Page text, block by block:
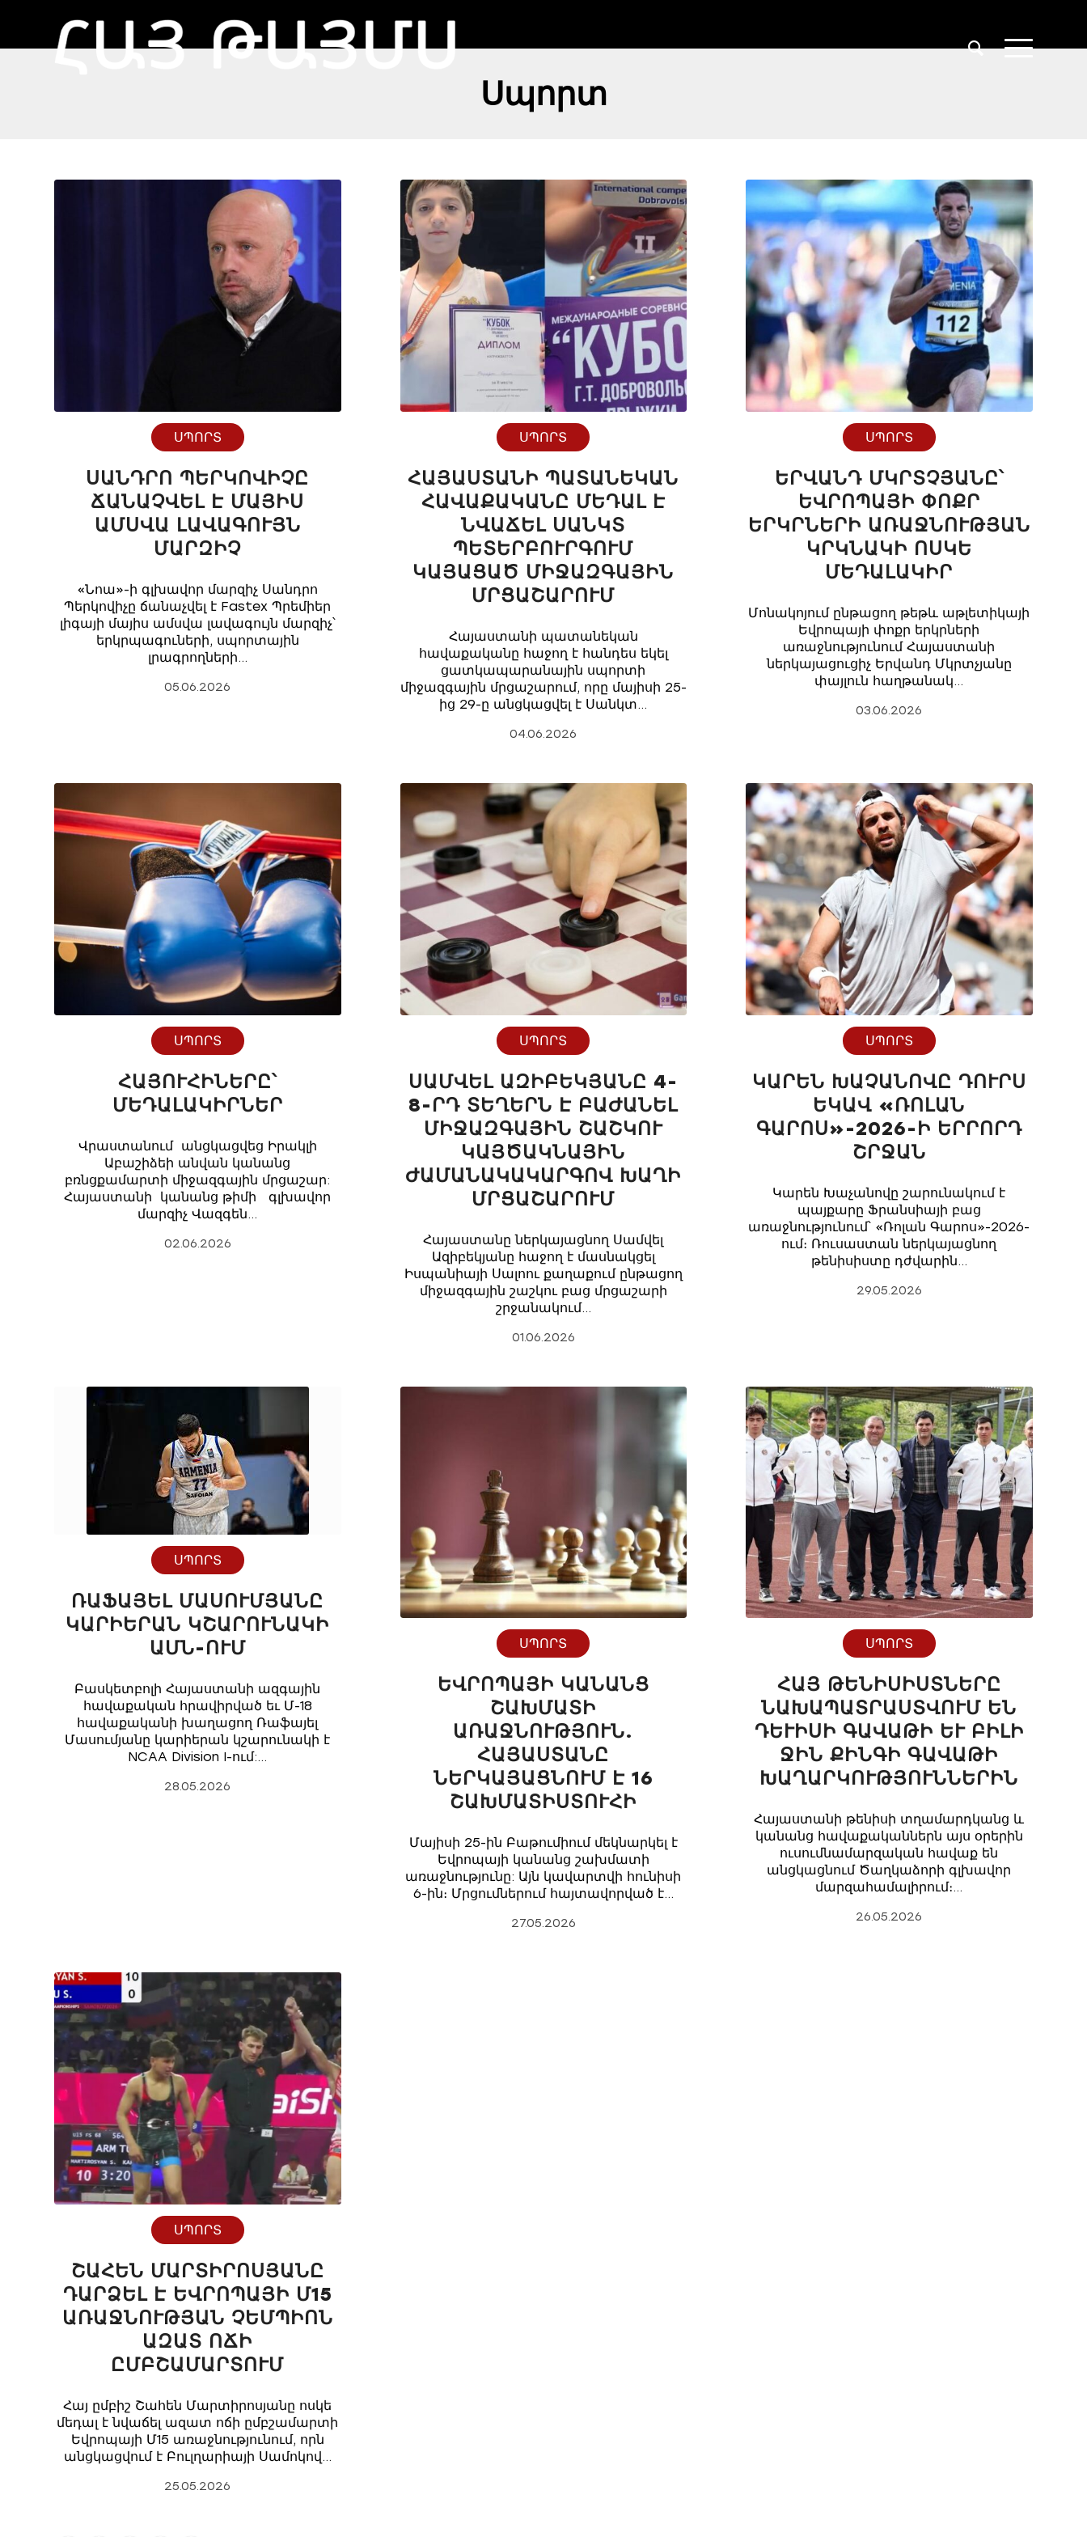
Սպորտ
ՍԱՆԴՐՈ ՊԵՐԿՈՎԻՉԸ
ՃԱՆԱՉՎԵԼ Է ՄԱՅԻՍ
ԱՄՍՎԱ ԼԱՎԱԳՈՒՅՆ
ՄԱՐԶԻՉ
ՍՊՈՐՏ
«Նոա»-ի գլխավոր մարզիչ Սանդրո
Պերկովիչը ճանաչվել է Fastex Պրեմիեր
լիգայի մայիս ամսվա լավագույն մարզիչ՝
երկրպագուների, սպորտային
լրագրողների…
05.06.2026
ՀԱՅԱՍՏԱՆԻ ՊԱՏԱՆԵԿԱՆ
ՀԱՎԱՔԱԿԱՆԸ ՄԵԴԱԼ Է
ՆՎԱՃԵԼ ՍԱՆԿՏ
ՊԵՏԵՐԲՈՒՐԳՈՒՄ
ԿԱՅԱՑԱԾ ՄԻՋԱԶԳԱՅԻՆ
ՄՐՑԱՇԱՐՈՒՄ
ՍՊՈՐՏ
Հայաստանի պատանեկան
հավաքականը հաջող է հանդես եկել
ցատկապարանային սպորտի
միջազգային մրցաշարում, որը մայիսի 25-
ից 29-ը անցկացվել է Սանկտ…
04.06.2026
ԵՐՎԱՆԴ ՄԿՐՏՉՅԱՆԸ՝
ԵՎՐՈՊԱՅԻ ՓՈՔՐ
ԵՐԿՐՆԵՐԻ ԱՌԱՋՆՈՒԹՅԱՆ
ԿՐԿՆԱԿԻ ՈՍԿԵ
ՄԵԴԱԼԱԿԻՐ
ՍՊՈՐՏ
Մոնակոյում ընթացող թեթև աթլետիկայի
Եվրոպայի փոքր երկրների
առաջնությունում Հայաստանի
ներկայացուցիչ Երվանդ Մկրտչյանը
փայլուն հաղթանակ…
03.06.2026
ՀԱՅՈՒՀԻՆԵՐԸ՝
ՄԵԴԱԼԱԿԻՐՆԵՐ
ՍՊՈՐՏ
Վրաստանում անցկացվեց Իրակլի
Աբաշիձեի անվան կանանց
բռնցքամարտի միջազգային մրցաշար:
Հայաստանի կանանց թիմի գլխավոր
մարզիչ Վազգեն…
02.06.2026
ՍԱՄՎԵԼ ԱԶԻԲԵԿՅԱՆԸ 4-
8-ՐԴ ՏԵՂԵՐՆ Է ԲԱԺԱՆԵԼ
ՄԻՋԱԶԳԱՅԻՆ ՇԱՇԿՈՒ
ԿԱՅԾԱԿՆԱՅԻՆ
ԺԱՄԱՆԱԿԱԿԱՐԳՈՎ ԽԱՂԻ
ՄՐՑԱՇԱՐՈՒՄ
ՍՊՈՐՏ
Հայաստանը ներկայացնող Սամվել
Ազիբեկյանը հաջող է մասնակցել
Իսպանիայի Սալոու քաղաքում ընթացող
միջազգային շաշկու բաց մրցաշարի
շրջանակում…
01.06.2026
ԿԱՐԵՆ ԽԱՉԱՆՈՎԸ ԴՈՒՐՍ
ԵԿԱՎ «ՌՈԼԱՆ
ԳԱՐՈՍ»-2026-Ի ԵՐՐՈՐԴ
ՇՐՋԱՆ
ՍՊՈՐՏ
Կարեն Խաչանովը շարունակում է
պայքարը Ֆրանսիայի բաց
առաջնությունում՝ «Ռոլան Գարոս»-2026-
ում։ Ռուսաստան ներկայացնող
թենիսիստը դժվարին…
29.05.2026
ՌԱՖԱՅԵԼ ՄԱՍՈՒՄՅԱՆԸ
ԿԱՐԻԵՐԱՆ ԿՇԱՐՈՒՆԱԿԻ
ԱՄՆ-ՈՒՄ
ՍՊՈՐՏ
Բասկետբոլի Հայաստանի ազգային
հավաքական հրավիրված եւ Մ-18
հավաքականի խաղացող Ռաֆայել
Մասումյանը կարիերան կշարունակի է
NCAA Division I-ում:…
28.05.2026
ԵՎՐՈՊԱՅԻ ԿԱՆԱՆՑ
ՇԱԽՄԱՏԻ
ԱՌԱՋՆՈՒԹՅՈՒՆ.
ՀԱՅԱՍՏԱՆԸ
ՆԵՐԿԱՅԱՑՆՈՒՄ Է 16
ՇԱԽՄԱՏԻՍՏՈՒՀԻ
ՍՊՈՐՏ
Մայիսի 25-ին Բաթումիում մեկնարկել է
Եվրոպայի կանանց շախմատի
առաջնությունը: Այն կավարտվի հունիսի
6-ին։ Մրցումներում հայտավորված է…
27.05.2026
ՀԱՅ ԹԵՆԻՍԻՍՏՆԵՐԸ
ՆԱԽԱՊԱՏՐԱՍՏՎՈՒՄ ԵՆ
ԴԵՒԻՍԻ ԳԱՎԱԹԻ ԵՒ ԲԻԼԻ ՋԻ
Ն ՔԻՆԳԻ ԳԱՎԱԹԻ ԽԱ
ՂԱՐԿՈՒԹՅՈՒՆՆԵՐԻՆ
ՍՊՈՐՏ
Հայաստանի թենիսի տղամարդկանց և
կանանց հավաքականներն այս օրերին
ուսումնամարզական հավաք են
անցկացնում Ծաղկաձորի գլխավոր
մարզահամալիրում։…
26.05.2026
ՇԱՀԵՆ ՄԱՐՏԻՐՈՍՅԱՆԸ
ԴԱՐՁԵԼ Է ԵՎՐՈՊԱՅԻ Մ15
ԱՌԱՋՆՈՒԹՅԱՆ ՉԵՄՊԻՈՆ
ԱԶԱՏ ՈՃԻ
ԸՄԲՇԱՄԱՐՏՈՒՄ
ՍՊՈՐՏ
Հայ ըմբիշ Շահեն Մարտիրոսյանը ոսկե
մեդալ է նվաճել ազատ ոճի ըմբշամարտի
Եվրոպայի Մ15 առաջնությունում, որն
անցկացվում է Բուլղարիայի Սամոկով…
25.05.2026